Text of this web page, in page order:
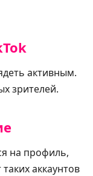
активным.
зрителей.
на профиль,
аккаунтов